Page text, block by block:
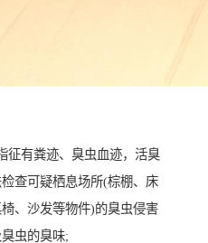
征有粪迹、臭虫血迹，活臭
查可疑栖息场所(棕棚、床
、沙发等物件)的臭虫侵害
虫的臭味;